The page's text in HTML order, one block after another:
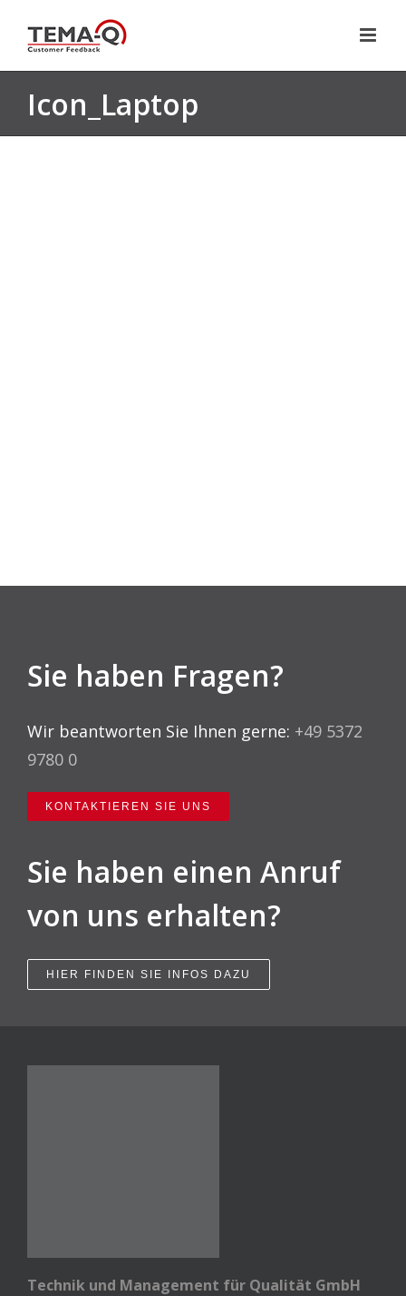
Inhalt
springen
Icon_Laptop
Sie haben Fragen?
Wir beantworten Sie Ihnen gerne: +49 5372
9780 0
KONTAKTIEREN SIE UNS
Sie haben einen Anruf
von uns erhalten?
HIER FINDEN SIE INFOS DAZU
Technik und Management für Qualität GmbH